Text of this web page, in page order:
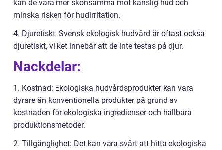
kan de vara mer skonsamma mot känslig hud och
minska risken för hudirritation.
4. Djuretiskt: Svensk ekologisk hudvård är oftast också
djuretiskt, vilket innebär att de inte testas på djur.
Nackdelar:
1. Kostnad: Ekologiska hudvårdsprodukter kan vara
dyrare än konventionella produkter på grund av
kostnaden för ekologiska ingredienser och hållbara
produktionsmetoder.
2. Tillgänglighet: Det kan vara svårt att hitta ekologiska